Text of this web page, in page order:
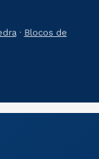
· Blocos de